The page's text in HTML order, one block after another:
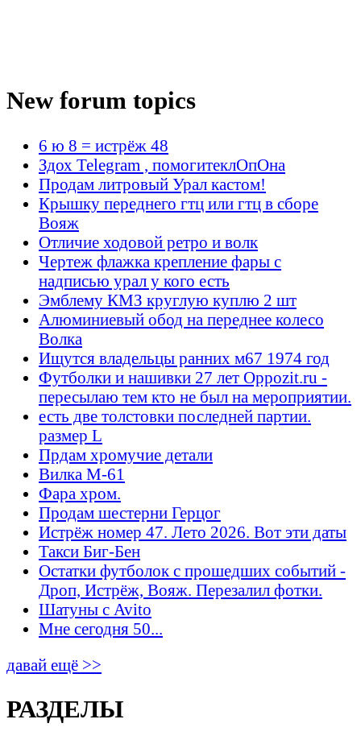
New forum topics
6 ю 8 = истрёж 48
Здох Telegram , помогитеклОпОна
Продам литровый Урал кастом!
Крышку переднего гтц или гтц в сборе
Вояж
Отличие ходовой ретро и волк
Чертеж флажка крепление фары с
надписью урал у кого есть
Эмблему КМЗ круглую куплю 2 шт
Алюминиевый обод на переднее колесо
Волка
Ищутся владельцы ранних м67 1974 год
Футболки и нашивки 27 лет Oppozit.ru -
пересылаю тем кто не был на мероприятии.
есть две толстовки последней партии.
размер L
Прдам хромучие детали
Вилка М-61
Фара хром.
Продам шестерни Герцог
Истрёж номер 47. Лето 2026. Вот эти даты
Такси Биг-Бен
Остатки футболок с прошедших событий -
Дроп, Истрёж, Вояж. Перезалил фотки.
Шатуны с Avito
Мне сегодня 50...
давай ещё >>
РАЗДЕЛЫ